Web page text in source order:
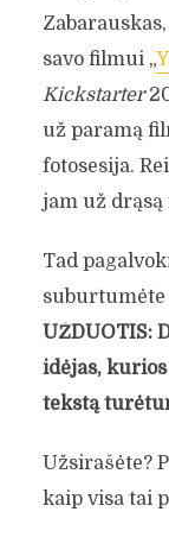
savo filmui „
Kickstarter
už paramą
fotosesija.
jam už
Tad
UŽDUOTIS:
idėjas,
tekstą
Užsirašėte?
kaip visa tai